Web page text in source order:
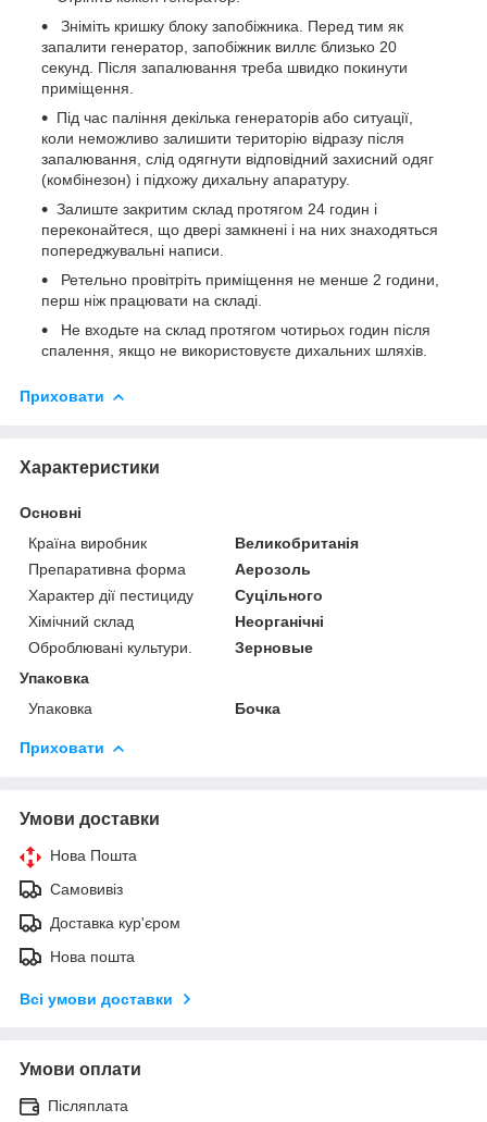
Зніміть кришку блоку запобіжника. Перед тим як
запалити генератор, запобіжник виллє близько 20
секунд. Після запалювання треба швидко покинути
приміщення.
Під час паління декілька генераторів або ситуації,
коли неможливо залишити територію відразу після
запалювання, слід одягнути відповідний захисний одяг
(комбінезон) і підхожу дихальну апаратуру.
Залиште закритим склад протягом 24 годин і
переконайтеся, що двері замкнені і на них знаходяться
попереджувальні написи.
Ретельно провітріть приміщення не менше 2 години,
перш ніж працювати на складі.
Не входьте на склад протягом чотирьох годин після
спалення, якщо не використовуєте дихальних шляхів.
Приховати
Характеристики
Основні
Країна виробник
Великобританія
Препаративна форма
Аерозоль
Характер дії пестициду
Суцільного
Хімічний склад
Неорганічні
Оброблювані культури.
Зерновые
Упаковка
Упаковка
Бочка
Приховати
Умови доставки
Нова Пошта
Самовивіз
Доставка кур'єром
Нова пошта
Всі умови доставки
Умови оплати
Післяплата